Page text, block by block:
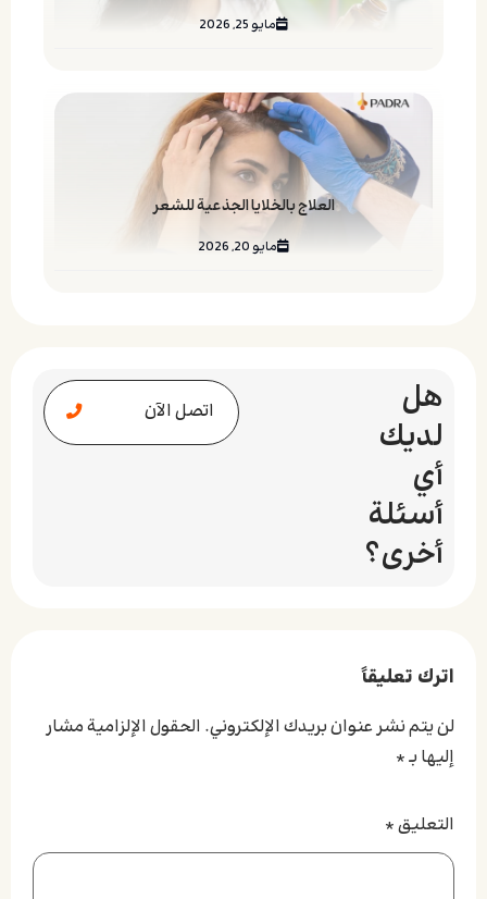
مايو 25, 2026
العلاج بالخلايا الجذعية للشعر
مايو 20, 2026
اتصل الآن
هل
لديك
أي
أسئلة
أخرى؟
اترك تعليقاً
لن يتم نشر عنوان بريدك الإلكتروني. الحقول الإلزامية مشار
إليها بـ*
التعليق*